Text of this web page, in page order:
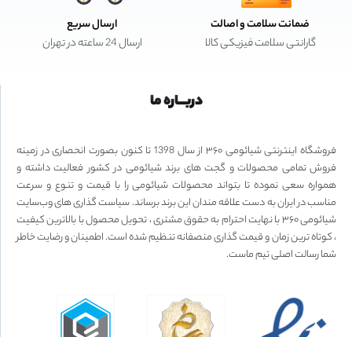
ضمانت سلامت و اصالت
گارانتی سلامت فیزیکی کالا
ارسال سریع
ارسال 24 ساعته در تهران
دربـــاره ما
فروشگاه اینترنتی شیائومی ۳۶۰ از سال 1398 تا کنون بصورت انحصاری در زمینه
فروش تمامی محصولات و گجت های برند شیائومی در کشور فعالیت داشته و
همواره سعی نموده تا بتواند محصولات شیائومی را با قیمت و تنوع و سرعت
مناسب در ایران به دست علاقه مندان این برند برساند. سیاست گذاری های وب‌سایت
شیائومی ۳۶۰ با نهایت احترام به حقوق مشتری ، تحویل محصول با بالاترین کیفیت
، کوتاه ترین زمان و قیمت گذاری منصفانه تنظیم شده است. اطمینان و رضایت خاطر
شما رسالت اصلی تیم ماست.